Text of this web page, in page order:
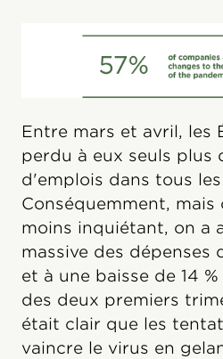
Entre mars et avril, les
perdu à eux seuls plus
d'emplois dans tous
Conséquemment, mais
moins inquiétant, on a
massive des dépenses
et à une baisse de 14
des deux premiers
était clair que les
vaincre le virus en